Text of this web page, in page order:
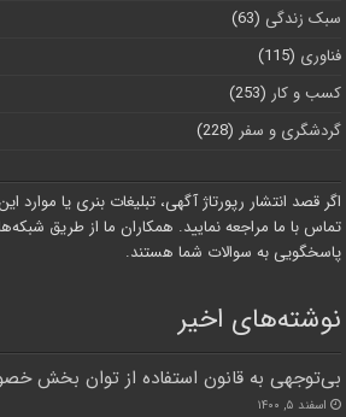
سبک زندگی (63)
فناوری (115)
کسب و کار (253)
گردشگری و سفر (228)
اگر قصد انتشار رپورتاژ آگهی، تبلیغات بنری یا موارد
تماس با ما مراجعه نمایید. همکاران ما از طریق
پاسخگویی به سوالات شما هستند.
نوشته‌های اخیر
بی‌توجهی به قانون استفاده از توان بخش
اسفند ۵, ۱۴۰۰